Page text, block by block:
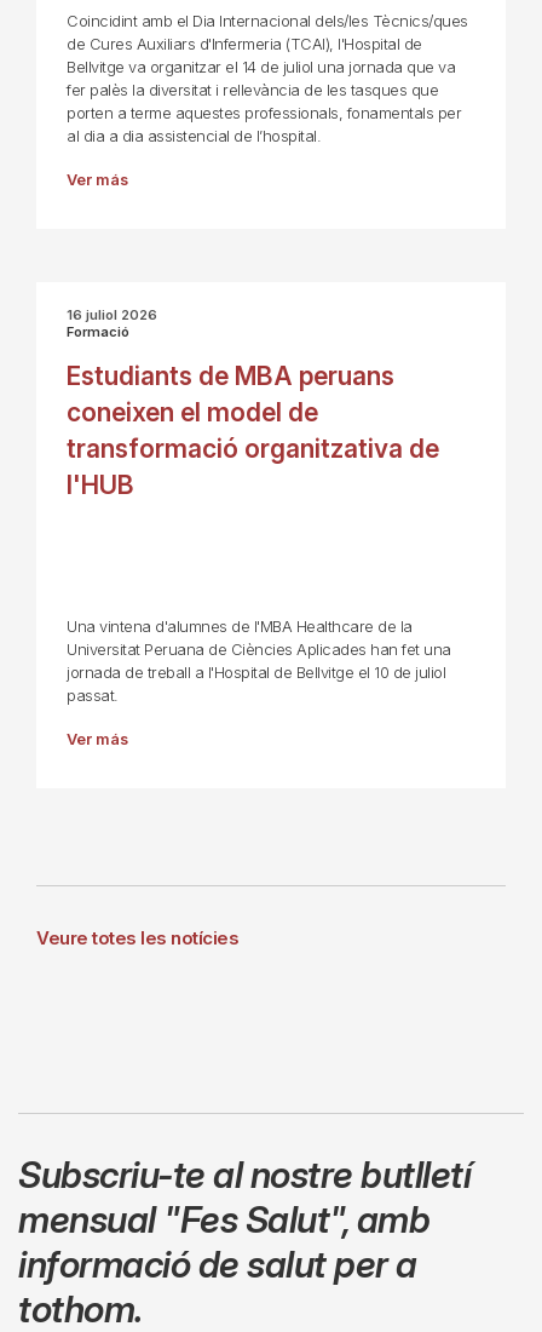
Coincidint amb el Dia Internacional dels/les Tècnics/ques
de Cures Auxiliars d'Infermeria (TCAI), l'Hospital de
Bellvitge va organitzar el 14 de juliol una jornada que va
fer palès la diversitat i rellevància de les tasques que
porten a terme aquestes professionals, fonamentals per
al dia a dia assistencial de l’hospital.
Ver más
16 juliol 2026
Formació
Estudiants de MBA peruans
coneixen el model de
transformació organitzativa de
l'HUB
Una vintena d'alumnes de l'MBA Healthcare de la
Universitat Peruana de Ciències Aplicades han fet una
jornada de treball a l'Hospital de Bellvitge el 10 de juliol
passat.
Ver más
Veure totes les notícies
Subscriu-te al nostre butlletí
mensual "Fes Salut",amb
informació de salut per a
tothom.